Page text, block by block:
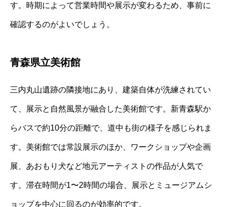
す。時期によって営業時間や展示が変わるため、事前に
確認するのがよいでしょう。
青森県立美術館
三内丸山遺跡の隣接地にあり、建築自体が洗練されてい
て、展示と自然風景が融合した美術館です。新青森駅か
らバスで約10分の距離で、道中も街の様子を感じられま
す。美術館では常設展示のほか、ワークショップや企画
展、あおもり犬など地元アーティストの作品が人気で
す。滞在時間が1〜2時間の場合、展示とミュージアムシ
ョップを中心に回るのが効率的です。